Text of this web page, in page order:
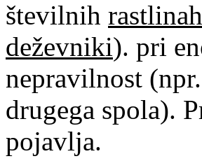
številnih rastlinah
deževniki). pri
nepravilnost
drugega spola).
pojavlja.